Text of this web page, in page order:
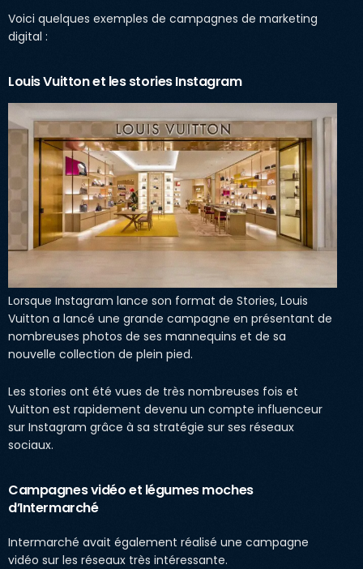
Voici quelques exemples de campagnes de marketing
digital :
Louis Vuitton et les stories Instagram
Lorsque Instagram lance son format de Stories, Louis
Vuitton a lancé une grande campagne en présentant de
nombreuses photos de ses mannequins et de sa
nouvelle collection de plein pied.
Les stories ont été vues de très nombreuses fois et
Vuitton est rapidement devenu un compte influenceur
sur Instagram grâce à sa stratégie sur ses réseaux
sociaux.
Campagnes vidéo et légumes moches
d’Intermarché
Intermarché avait également réalisé une campagne
vidéo sur les réseaux très intéressante.